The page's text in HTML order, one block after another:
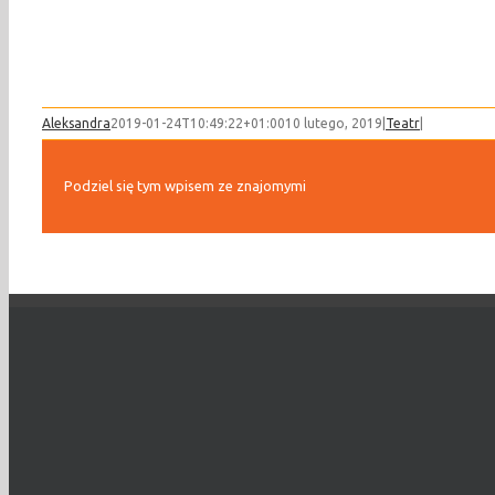
Aleksandra2019-01-24T10:49:22+01:0010 lutego, 2019 Teatr
Podziel się tym wpisem ze znajomymi